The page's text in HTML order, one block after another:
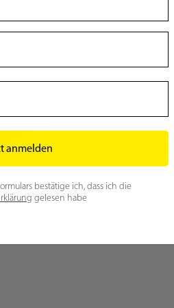
anmelden
bestätige ich, dass ich die
gelesen habe